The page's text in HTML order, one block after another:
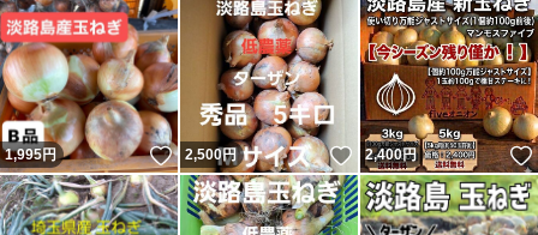
1,995円 いいね！
2,500円 いいね！
2,400円